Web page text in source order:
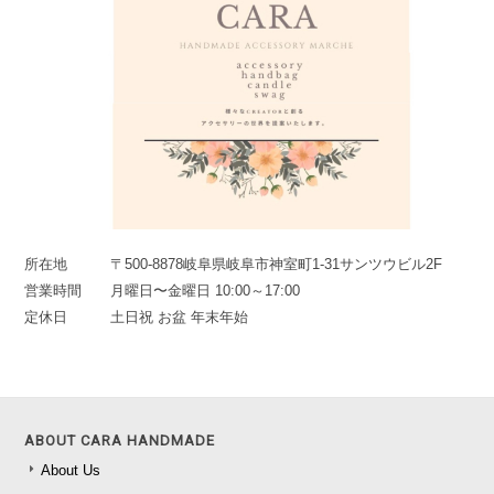
所在地
〒500-8878岐阜県岐阜市神室町1-31サンツウビル2F
営業時間
月曜日〜金曜日 10:00～17:00
定休日
土日祝 お盆 年末年始
ABOUT CARA HANDMADE
About Us